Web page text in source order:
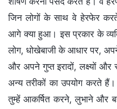
जिन लोगों के साथ वे हेरफेर
आगे क्या हुआ। इस प्रकार के
लोग, धोखेबाजी के आधार पर,
और अपने गुप्त इरादों, लक्ष्यों और
अन्य तरीकों का उपयोग करते
तुम्हें आकर्षित करने, लुभाने और